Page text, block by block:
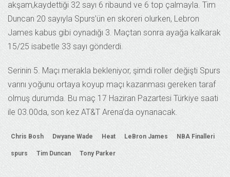
akşam,kaydettiği 32 sayı 6 ribaund ve 6 top çalmayla. Tim
Duncan 20 sayıyla Spurs’ün en skoreri olurken, Lebron
James kabus gibi oynadığı 3. Maçtan sonra ayağa kalkarak
15/25 isabetle 33 sayı gönderdi.
Serinin 5. Maçı merakla bekleniyor, şimdi roller değişti Spurs
varını yoğunu ortaya koyup maçı kazanması gereken taraf
olmuş durumda. Bu maç 17 Haziran Pazartesi Türkiye saati
ile 03.00da, son kez AT&T Arena’da oynanacak.
Chris Bosh Dwyane Wade Heat LeBron James NBA Finalleri
spurs Tim Duncan Tony Parker